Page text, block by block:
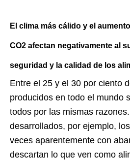
El clima más cálido y el
CO2 afectan negativamente al
seguridad y la calidad de los
Entre el 25 y el 30 por ciento
producidos en todo el mundo
todos por las mismas
desarrollados, por ejemplo,
veces aparentemente con
descartan lo que ven como